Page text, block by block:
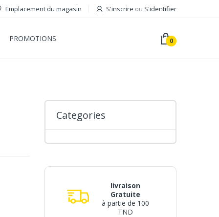
Emplacement du magasin S'inscrire ou S'identifier
PROMOTIONS 0
Categories
livraison
Gratuite
à partie de 100
TND